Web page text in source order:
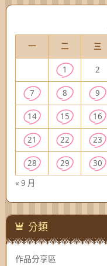
一
二 三
« 9 月
1 2
7 8 9
14 15 16
21 22 23
28 29 30
分類
作品分享區